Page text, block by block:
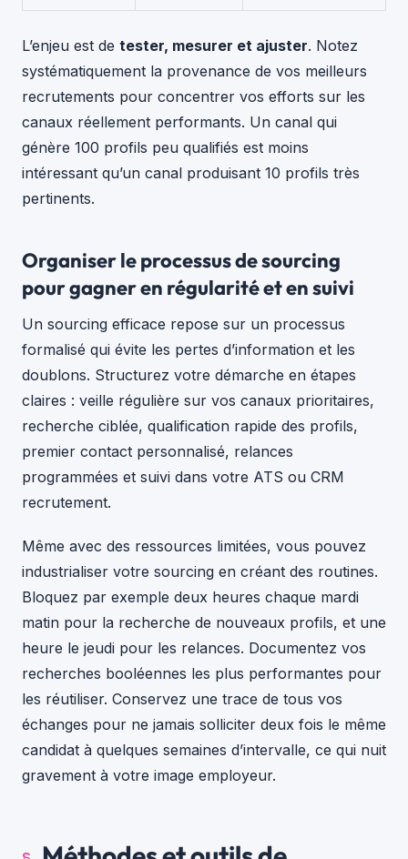
L’enjeu est de tester, mesurer et ajuster. Notez
systématiquement la provenance de vos meilleurs
recrutements pour concentrer vos efforts sur les
canaux réellement performants. Un canal qui
génère 100 profils peu qualifiés est moins
intéressant qu’un canal produisant 10 profils très
pertinents.
Organiser le processus de sourcing
pour gagner en régularité et en suivi
Un sourcing efficace repose sur un processus
formalisé qui évite les pertes d’information et les
doublons. Structurez votre démarche en étapes
claires : veille régulière sur vos canaux prioritaires,
recherche ciblée, qualification rapide des profils,
premier contact personnalisé, relances
programmées et suivi dans votre ATS ou CRM
recrutement.
Même avec des ressources limitées, vous pouvez
industrialiser votre sourcing en créant des routines.
Bloquez par exemple deux heures chaque mardi
matin pour la recherche de nouveaux profils, et une
heure le jeudi pour les relances. Documentez vos
recherches booléennes les plus performantes pour
les réutiliser. Conservez une trace de tous vos
échanges pour ne jamais solliciter deux fois le même
candidat à quelques semaines d’intervalle, ce qui nuit
gravement à votre image employeur.